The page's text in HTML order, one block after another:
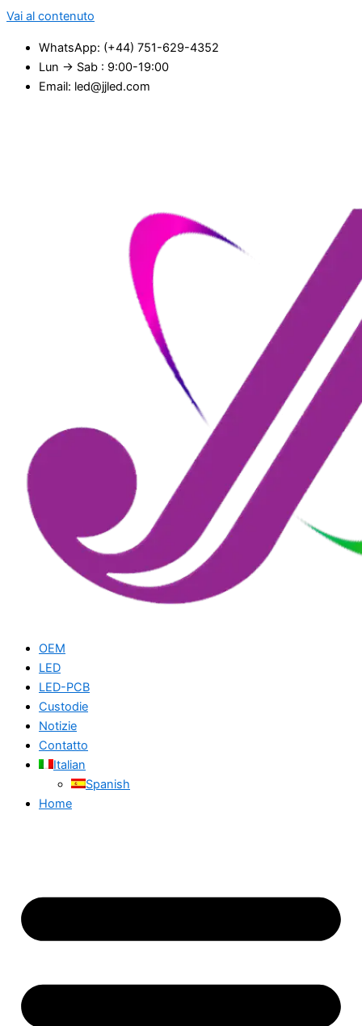
Vai al contenuto
WhatsApp: (+44) 751-629-4352
Lun → Sab : 9:00-19:00
Email: led@jjled.com
OEM
LED
LED-PCB
Custodie
Notizie
Contatto
Italian
Spanish
Home